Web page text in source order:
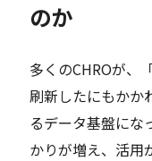
のか
多くのCHROが、
刷新したにもかか
るデータ基盤にな
かりが増え、活用